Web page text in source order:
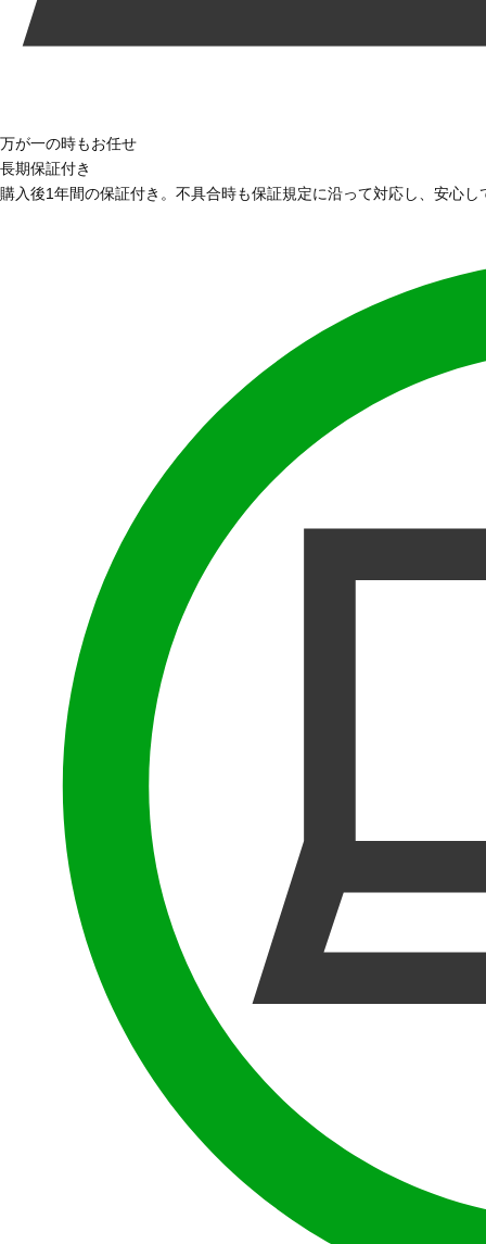
万が一の時もお任せ
長期保証付き
購入後1年間の保証付き。不具合時も保証規定に沿って対応し、安心